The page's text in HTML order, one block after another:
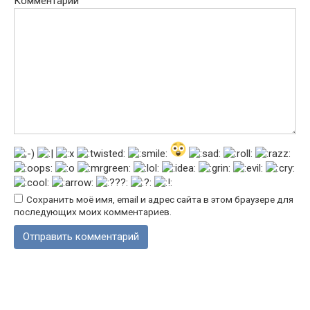
Сохранить моё имя, email и адрес сайта в этом браузере для
последующих моих комментариев.